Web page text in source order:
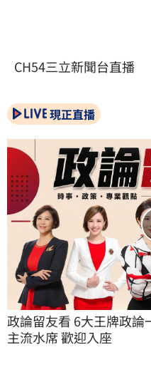
CH54三立新聞台直播
現正直播
政論留友看 6大王牌政
主流水席 歡迎入座